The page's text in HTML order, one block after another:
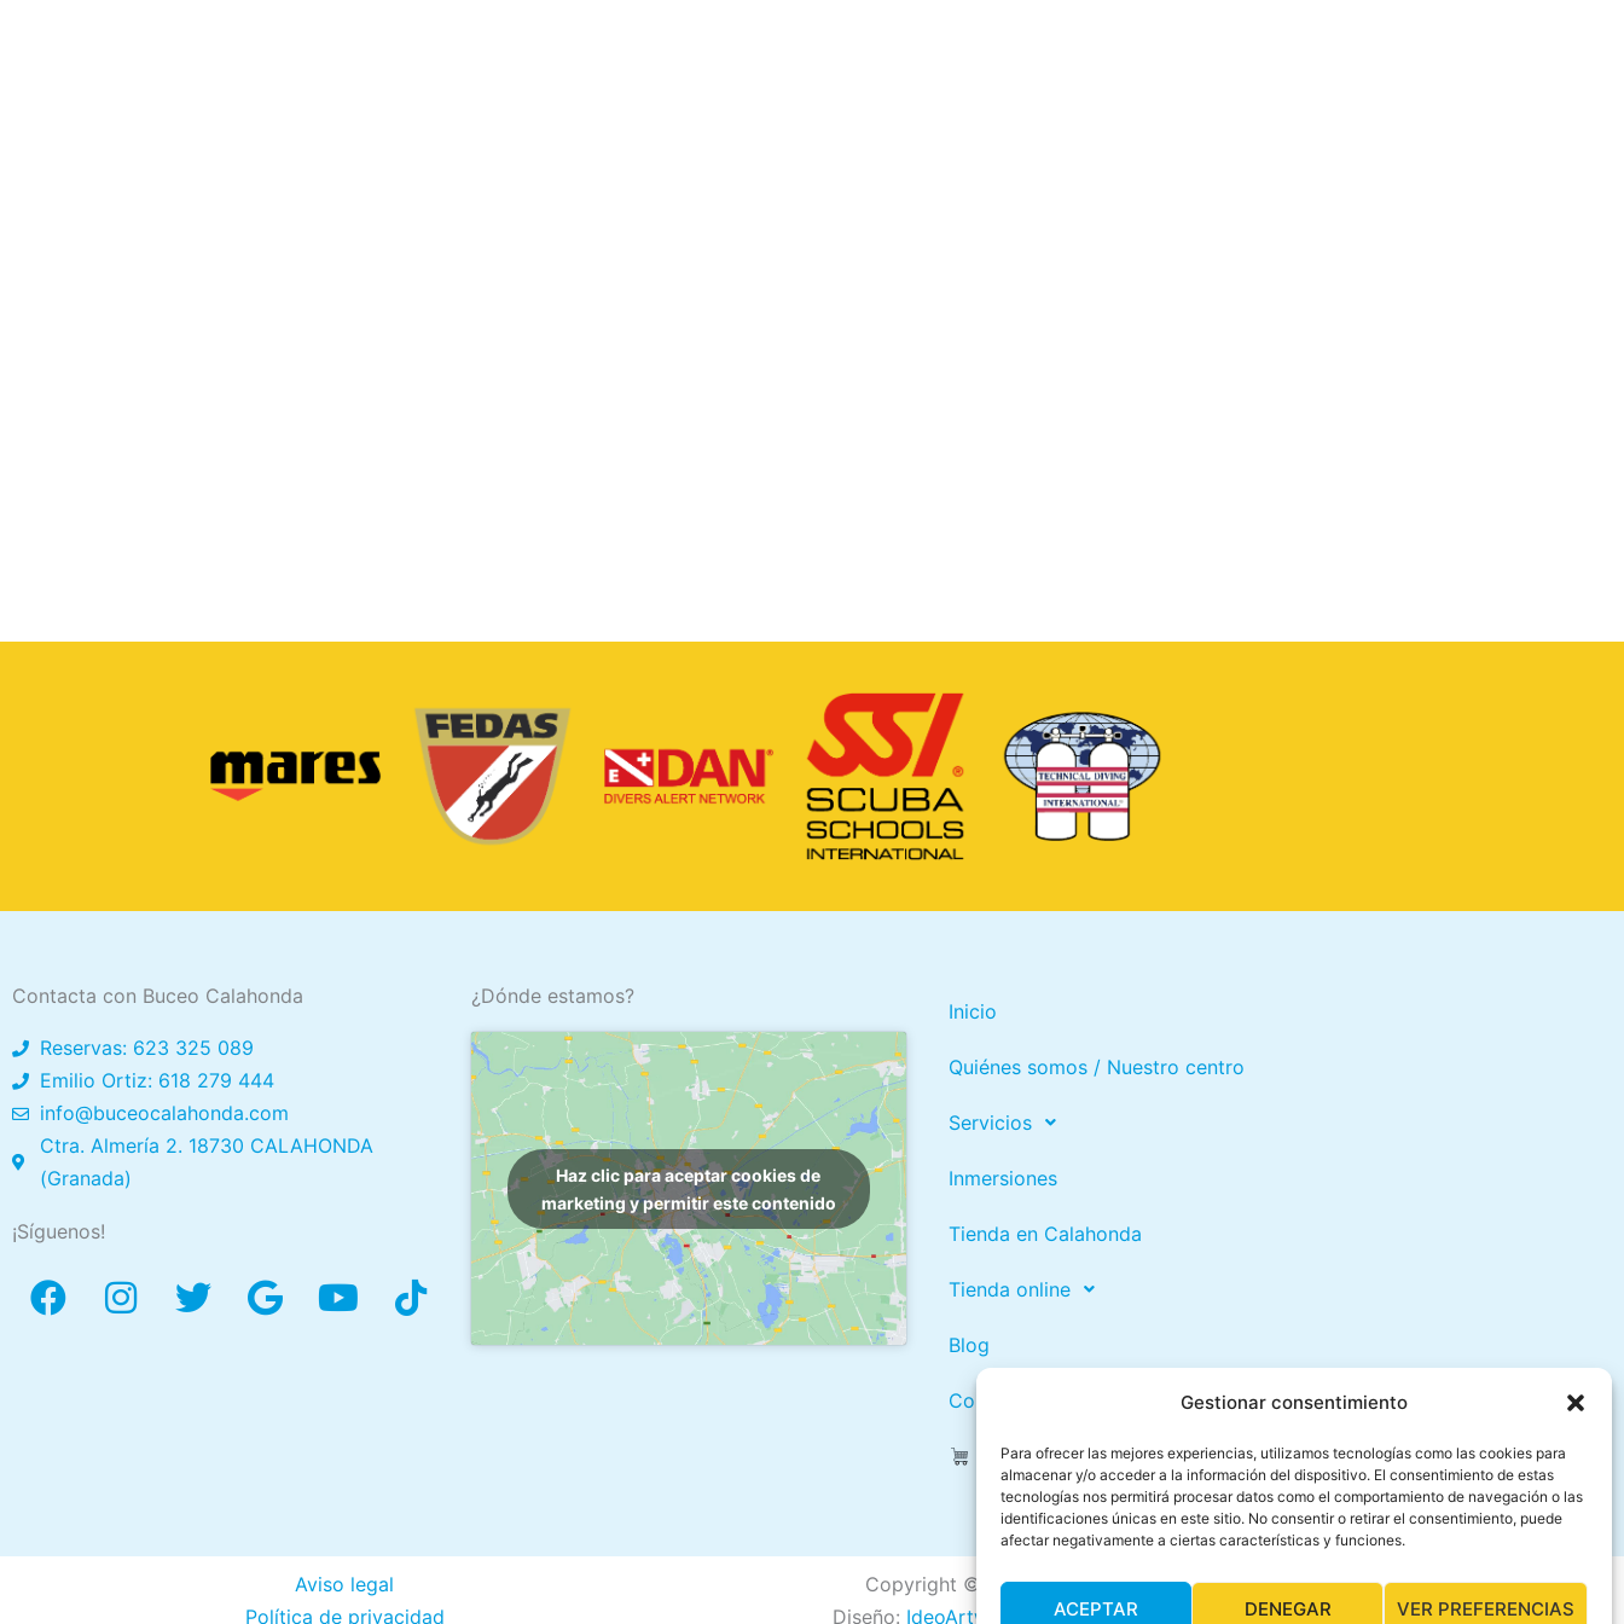
Gestionar consentimiento
Para ofrecer las mejores experiencias, utilizamos tecnologías como las cookies para
almacenar y/o acceder a la información del dispositivo. El consentimiento de estas
tecnologías nos permitirá procesar datos como el comportamiento de navegación o las
identificaciones únicas en este sitio. No consentir o retirar el consentimiento, puede
afectar negativamente a ciertas características y funciones.
ACEPTAR DENEGAR VER PREFERENCIAS
Contacta con Buceo Calahonda
Reservas: 623 325 089
Emilio Ortiz: 618 279 444
info@buceocalahonda.com
Ctra. Almería 2. 18730 CALAHONDA
(Granada)
¡Síguenos!
¿Dónde estamos?
Haz clic para aceptar cookies de
marketing y permitir este contenido
Inicio
Quiénes somos / Nuestro centro
Servicios
Inmersiones
Tienda en Calahonda
Tienda online
Blog
Contacto
Aviso legal
Política de privacidad
Copyright © 2026 Buceo Calahonda
Diseño: IdeoArtwork para Buceo Calahonda